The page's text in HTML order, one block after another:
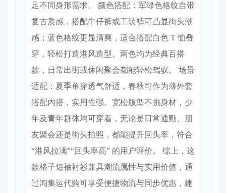
足不同身形需求。 颜色搭配：军绿色格纹自带
复古质感，搭配牛仔裤或工装裤可凸显街头潮
感；蓝色格纹更显清爽，适合搭配白色 T 恤叠
穿，轻松打造港风造型。两色均为经典百搭
款，日常出街或休闲聚会都能轻松驾驭。 场景
适配：夏季单穿透气舒适，春秋可作为薄外套
搭配内搭，实用性强。宽松版型不挑身材，少
年及青年群体均可穿着，无论是日常通勤、朋
友聚会还是街头拍照，都能提升回头率，符合
“港风拉满”“回头率高” 的用户评价。 综上，这
款格子短袖衬衫兼具潮流属性与实用价值，通
过淘集运代购可享受便捷物流与同步优惠，建